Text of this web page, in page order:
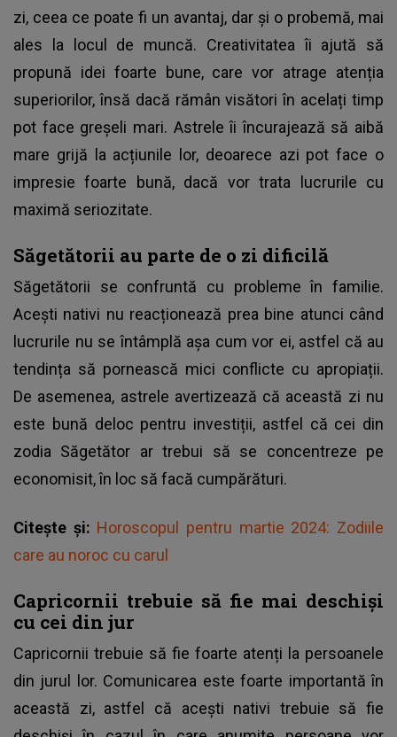
zi, ceea ce poate fi un avantaj, dar și o probemă, mai
ales la locul de muncă. Creativitatea îi ajută să
propună idei foarte bune, care vor atrage atenția
superiorilor, însă dacă rămân visători în acelați timp
pot face greșeli mari. Astrele îi încurajează să aibă
mare grijă la acțiunile lor, deoarece azi pot face o
impresie foarte bună, dacă vor trata lucrurile cu
maximă seriozitate.
Săgetătorii au parte de o zi dificilă
Săgetătorii se confruntă cu probleme în familie.
Acești nativi nu reacționează prea bine atunci când
lucrurile nu se întâmplă așa cum vor ei, astfel că au
tendința să pornească mici conflicte cu apropiații.
De asemenea, astrele avertizează că această zi nu
este bună deloc pentru investiții, astfel că cei din
zodia Săgetător ar trebui să se concentreze pe
economisit, în loc să facă cumpărături.
Citește și: Horoscopul pentru martie 2024: Zodiile
care au noroc cu carul
Capricornii trebuie să fie mai deschiși
cu cei din jur
Capricornii trebuie să fie foarte atenți la persoanele
din jurul lor. Comunicarea este foarte importantă în
această zi, astfel că acești nativi trebuie să fie